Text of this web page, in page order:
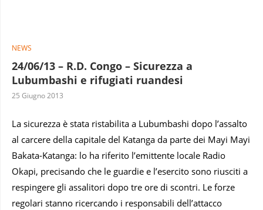
NEWS
24/06/13 – R.D. Congo – Sicurezza a
Lubumbashi e rifugiati ruandesi
25 Giugno 2013
La sicurezza è stata ristabilita a Lubumbashi dopo l’assalto
al carcere della capitale del Katanga da parte dei Mayi Mayi
Bakata-Katanga: lo ha riferito l’emittente locale Radio
Okapi, precisando che le guardie e l’esercito sono riusciti a
respingere gli assalitori dopo tre ore di scontri. Le forze
regolari stanno ricercando i responsabili dell’attacco